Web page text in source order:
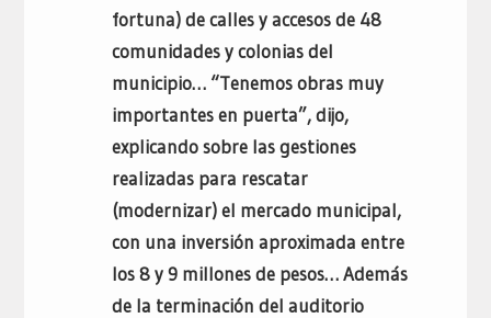
fortuna) de calles y accesos de 48
comunidades y colonias del
municipio… “Tenemos obras muy
importantes en puerta”, dijo,
explicando sobre las gestiones
realizadas para rescatar
(modernizar) el mercado municipal,
con una inversión aproximada entre
los 8 y 9 millones de pesos… Además
de la terminación del auditorio